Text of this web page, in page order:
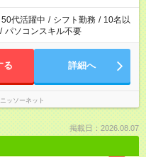
代活躍中 / シフト勤務 / 10名以
/ パソコンスキル不要
る 詳細へ
ッソーネット
掲載日：2026.08.07